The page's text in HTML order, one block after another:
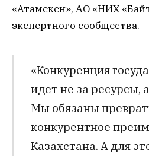
«Атамекен», АО «НИХ
экспертного сообщества.
«Конкуренция
идет не за ресурсы, а
Мы обязаны
конкурентное
Казахстана. А для